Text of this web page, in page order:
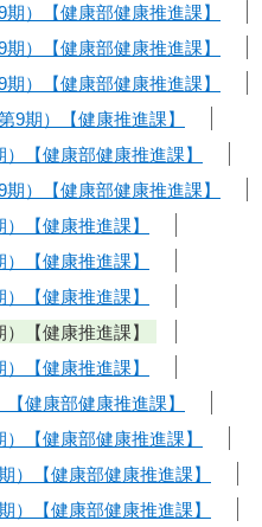
）【健康部健康推進課】
）【健康部健康推進課】
）【健康部健康推進課】
9期）【健康推進課】
【健康部健康推進課】
）【健康部健康推進課】
【健康推進課】
【健康推進課】
【健康推進課】
【健康推進課】
【健康推進課】
健康部健康推進課】
【健康部健康推進課】
）【健康部健康推進課】
）【健康部健康推進課】